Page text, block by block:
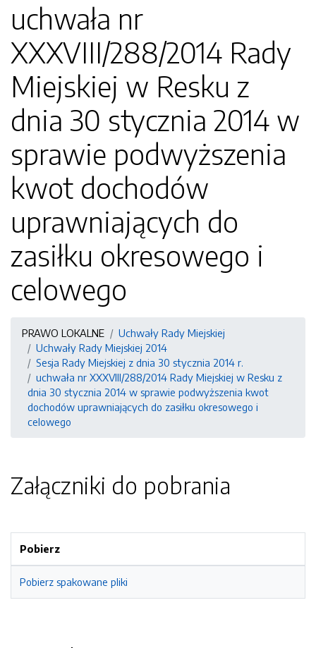
uchwała nr
XXXVIII/288/2014 Rady
Miejskiej w Resku z
dnia 30 stycznia 2014 w
sprawie podwyższenia
kwot dochodów
uprawniających do
zasiłku okresowego i
celowego
PRAWO LOKALNE
Uchwały Rady Miejskiej
Uchwały Rady Miejskiej 2014
Sesja Rady Miejskiej z dnia 30 stycznia 2014 r.
uchwała nr XXXVIII/288/2014 Rady Miejskiej w Resku z
dnia 30 stycznia 2014 w sprawie podwyższenia kwot
dochodów uprawniających do zasiłku okresowego i
celowego
Załączniki do pobrania
Pobierz
Pobierz spakowane pliki